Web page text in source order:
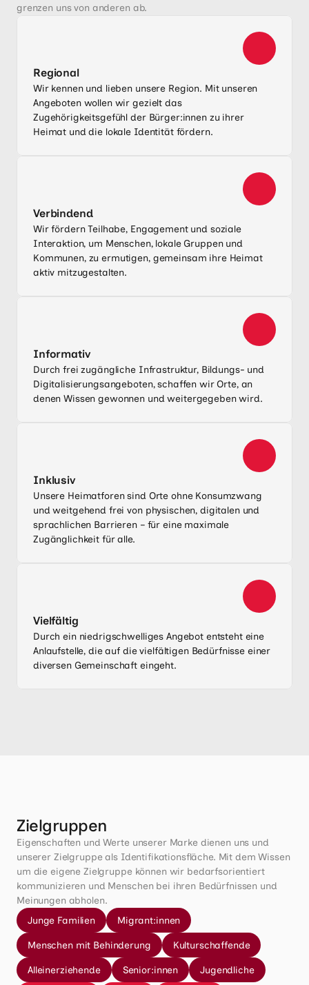
grenzen uns von anderen ab.
Regional
Wir kennen und lieben unsere Region. Mit unseren
Angeboten wollen wir gezielt das
Zugehörigkeitsgefühl der Bürger:innen zu ihrer
Heimat und die lokale Identität fördern.
Verbindend
Wir fördern Teilhabe, Engagement und soziale
Interaktion, um Menschen, lokale Gruppen und
Kommunen, zu ermutigen, gemeinsam ihre Heimat
aktiv mitzugestalten.
Informativ
Durch frei zugängliche Infrastruktur, Bildungs- und
Digitalisierungsangeboten, schaffen wir Orte, an
denen Wissen gewonnen und weitergegeben wird.
Inklusiv
Unsere Heimatforen sind Orte ohne Konsumzwang
und weitgehend frei von physischen, digitalen und
sprachlichen Barrieren – für eine maximale
Zugänglichkeit für alle.
Vielfältig
Durch ein niedrigschwelliges Angebot entsteht eine
Anlaufstelle, die auf die vielfältigen Bedürfnisse einer
diversen Gemeinschaft eingeht.
Zielgruppen
Eigenschaften und Werte unserer Marke dienen uns und
unserer Zielgruppe als Identifikationsfläche. Mit dem Wissen
um die eigene Zielgruppe können wir bedarfsorientiert
kommunizieren und Menschen bei ihren Bedürfnissen und
Meinungen abholen.
Junge Familien
Migrant:innen
Menschen mit Behinderung Kulturschaffende
Alleinerziehende Senior:innen Jugendliche